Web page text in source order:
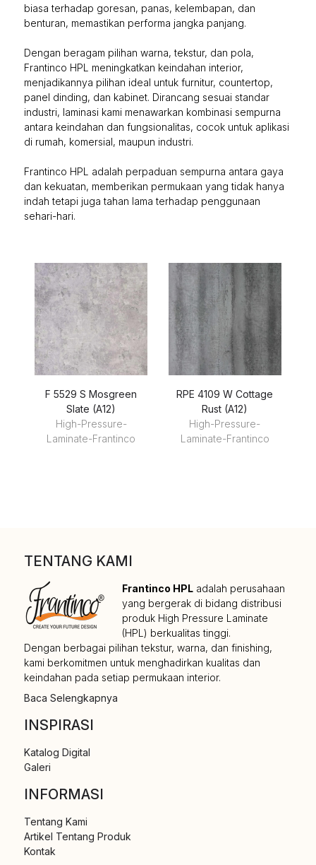
biasa terhadap goresan, panas, kelembapan, dan
benturan, memastikan performa jangka panjang.
Dengan beragam pilihan warna, tekstur, dan pola,
Frantinco HPL meningkatkan keindahan interior,
menjadikannya pilihan ideal untuk furnitur, countertop,
panel dinding, dan kabinet. Dirancang sesuai standar
industri, laminasi kami menawarkan kombinasi sempurna
antara keindahan dan fungsionalitas, cocok untuk aplikasi
di rumah, komersial, maupun industri.
Frantinco HPL adalah perpaduan sempurna antara gaya
dan kekuatan, memberikan permukaan yang tidak hanya
indah tetapi juga tahan lama terhadap penggunaan
sehari-hari.
F 5529 S Mosgreen
Slate (A12)
High-Pressure-
Laminate-Frantinco
RPE 4109 W Cottage
Rust (A12)
High-Pressure-
Laminate-Frantinco
TENTANG KAMI
Frantinco HPL adalah perusahaan
yang bergerak di bidang distribusi
produk High Pressure Laminate
(HPL) berkualitas tinggi.
Dengan berbagai pilihan tekstur, warna, dan finishing,
kami berkomitmen untuk menghadirkan kualitas dan
keindahan pada setiap permukaan interior.
Baca Selengkapnya
INSPIRASI
Katalog Digital
Galeri
INFORMASI
Tentang Kami
Artikel Tentang Produk
Kontak